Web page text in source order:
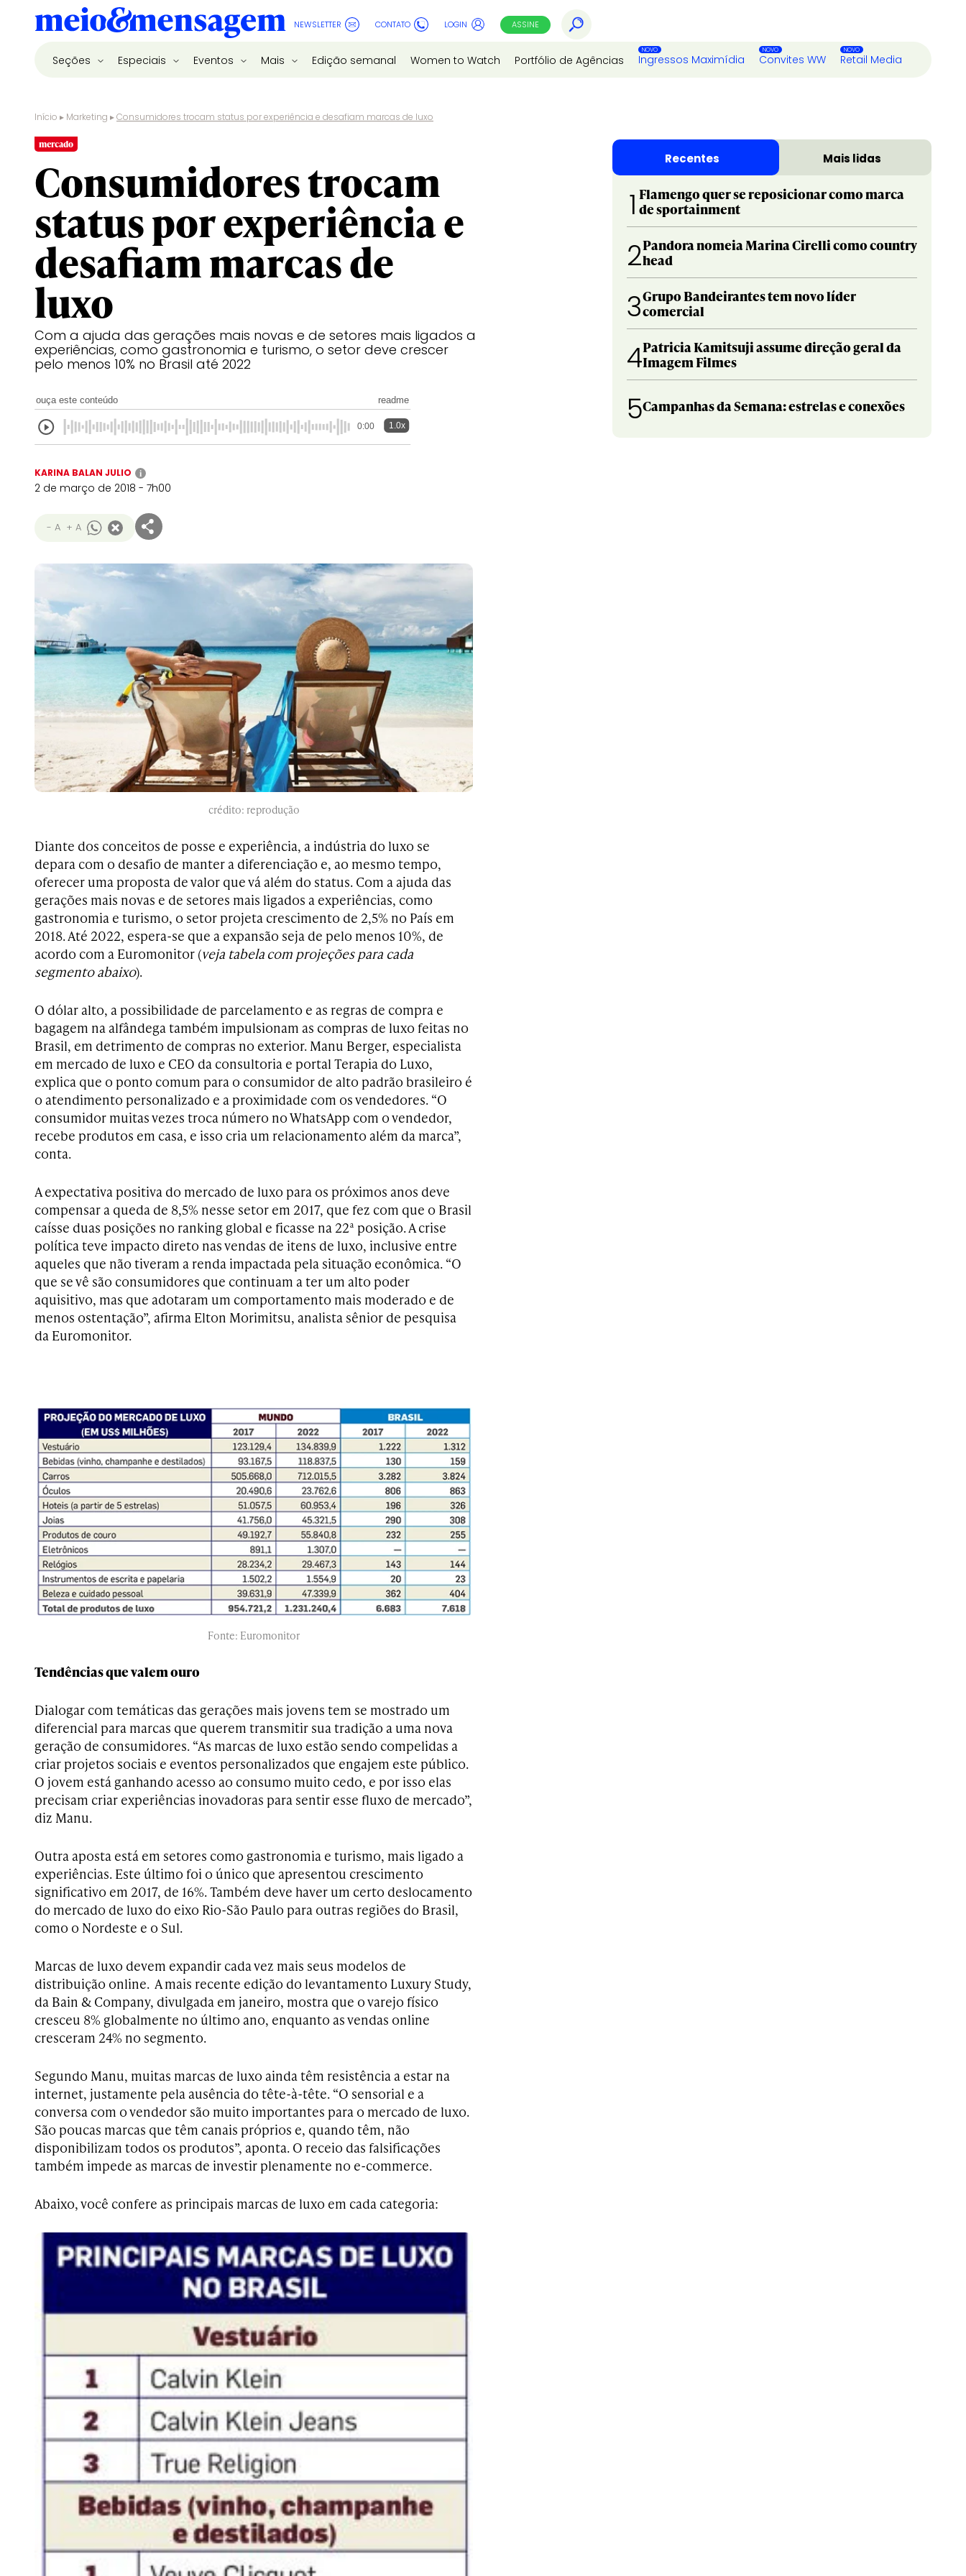
NEWSLETTER CONTATO LOGIN ASSINE
Seções Especiais Eventos Mais Edição semanal Women to Watch Portfólio de Agências Ingressos Maximídia Convites WW Retail Media
Início ▸ Marketing ▸Consumidores trocam status por experiência e desafiam marcas de luxo
mercado
Consumidores trocam
status por experiência e
desafiam marcas de
luxo
Com a ajuda das gerações mais novas e de setores mais ligados a
experiências, como gastronomia e turismo, o setor deve crescer
pelo menos 10% no Brasil até 2022
ouça este conteúdo readme
0:00 1.0x
KARINA BALAN JULIO i
2 de março de 2018 - 7h00
- A + A
crédito: reprodução
Diante dos conceitos de posse e experiência, a indústria do luxo se
depara com o desafio de manter a diferenciação e, ao mesmo tempo,
oferecer uma proposta de valor que vá além do status. Com a ajuda das
gerações mais novas e de setores mais ligados a experiências, como
gastronomia e turismo, o setor projeta crescimento de 2,5% no País em
2018. Até 2022, espera-se que a expansão seja de pelo menos 10%, de
acordo com a Euromonitor (veja tabela com projeções para cada
segmento abaixo).
O dólar alto, a possibilidade de parcelamento e as regras de compra e
bagagem na alfândega também impulsionam as compras de luxo feitas no
Brasil, em detrimento de compras no exterior. Manu Berger, especialista
em mercado de luxo e CEO da consultoria e portal Terapia do Luxo,
explica que o ponto comum para o consumidor de alto padrão brasileiro é
o atendimento personalizado e a proximidade com os vendedores. “O
consumidor muitas vezes troca número no WhatsApp com o vendedor,
recebe produtos em casa, e isso cria um relacionamento além da marca”,
conta.
A expectativa positiva do mercado de luxo para os próximos anos deve
compensar a queda de 8,5% nesse setor em 2017, que fez com que o Brasil
caísse duas posições no ranking global e ficasse na 22ª posição. A crise
política teve impacto direto nas vendas de itens de luxo, inclusive entre
aqueles que não tiveram a renda impactada pela situação econômica. “O
que se vê são consumidores que continuam a ter um alto poder
aquisitivo, mas que adotaram um comportamento mais moderado e de
menos ostentação”, afirma Elton Morimitsu, analista sênior de pesquisa
da Euromonitor.
Fonte: Euromonitor
Tendências que valem ouro
Dialogar com temáticas das gerações mais jovens tem se mostrado um
diferencial para marcas que querem transmitir sua tradição a uma nova
geração de consumidores. “As marcas de luxo estão sendo compelidas a
criar projetos sociais e eventos personalizados que engajem este público.
O jovem está ganhando acesso ao consumo muito cedo, e por isso elas
precisam criar experiências inovadoras para sentir esse fluxo de mercado”,
diz Manu.
Outra aposta está em setores como gastronomia e turismo, mais ligado a
experiências. Este último foi o único que apresentou crescimento
significativo em 2017, de 16%. Também deve haver um certo deslocamento
do mercado de luxo do eixo Rio-São Paulo para outras regiões do Brasil,
como o Nordeste e o Sul.
Marcas de luxo devem expandir cada vez mais seus modelos de
distribuição online. A mais recente edição do levantamento Luxury Study,
da Bain & Company, divulgada em janeiro, mostra que o varejo físico
cresceu 8% globalmente no último ano, enquanto as vendas online
cresceram 24% no segmento.
Segundo Manu, muitas marcas de luxo ainda têm resistência a estar na
internet, justamente pela ausência do tête-à-tête. “O sensorial e a
conversa com o vendedor são muito importantes para o mercado de luxo.
São poucas marcas que têm canais próprios e, quando têm, não
disponibilizam todos os produtos”, aponta. O receio das falsificações
também impede as marcas de investir plenamente no e-commerce.
Abaixo, você confere as principais marcas de luxo em cada categoria:
Recentes Mais lidas
1 Flamengo quer se reposicionar como marca
de sportainment
2Pandora nomeia Marina Cirelli como country
head
3Grupo Bandeirantes tem novo líder
comercial
4Patricia Kamitsuji assume direção geral da
Imagem Filmes
5Campanhas da Semana: estrelas e conexões